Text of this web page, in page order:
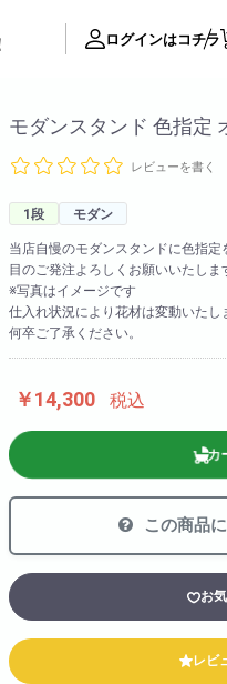
ログインはコチラ
装飾ギャラリー
し花・フラスタ
判
紙
申請用紙
ア
グ
革
モダンスタンド 色指定
レビューを書く
1段 モダン
当店自慢のモダンスタンドに色指
目のご発注よろしくお願いいたしま
※写真はイメージです
仕入れ状況により花材は変動いたし
何卒ご了承ください。
￥14,300 税込
カ
この商品
お
レビ